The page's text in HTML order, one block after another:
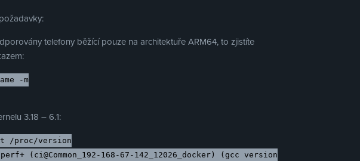
telefony běžící pouze na architektuře ARM64, to zjistíte
-m
3.18 – 6.1:
/proc/version
(ci@Common_192-168-67-142_12026_docker) (gcc version